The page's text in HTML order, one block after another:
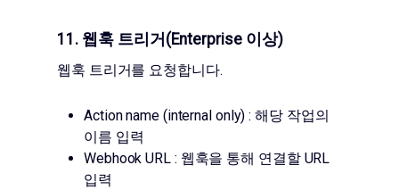
11. 웹훅 트리거(Enterprise 이상)
웹훅 트리거를 요청합니다.
Action name (internal only) : 해당 작업의
이름 입력
Webhook URL : 웹훅을 통해 연결할 URL
입력